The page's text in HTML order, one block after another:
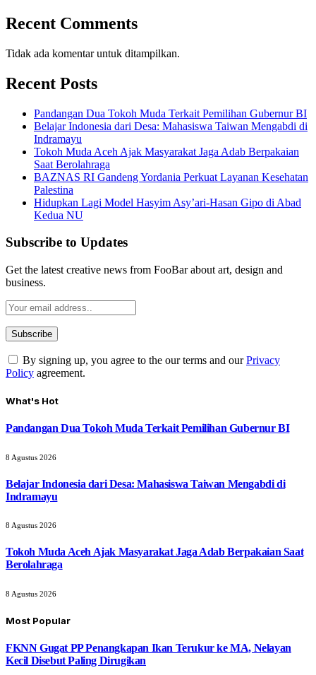
Recent Comments
Tidak ada komentar untuk ditampilkan.
Recent Posts
Pandangan Dua Tokoh Muda Terkait Pemilihan Gubernur BI
Belajar Indonesia dari Desa: Mahasiswa Taiwan Mengabdi di
Indramayu
Tokoh Muda Aceh Ajak Masyarakat Jaga Adab Berpakaian
Saat Berolahraga
BAZNAS RI Gandeng Yordania Perkuat Layanan Kesehatan
Palestina
Hidupkan Lagi Model Hasyim Asy’ari-Hasan Gipo di Abad
Kedua NU
Subscribe to Updates
Get the latest creative news from FooBar about art, design and
business.
By signing up, you agree to the our terms and ourPrivacy
Policy agreement.
What's Hot
Pandangan Dua Tokoh Muda Terkait Pemilihan Gubernur BI
8 Agustus 2026
Belajar Indonesia dari Desa: Mahasiswa Taiwan Mengabdi di
Indramayu
8 Agustus 2026
Tokoh Muda Aceh Ajak Masyarakat Jaga Adab Berpakaian Saat
Berolahraga
8 Agustus 2026
Most Popular
FKNN Gugat PP Penangkapan Ikan Terukur ke MA, Nelayan
Kecil Disebut Paling Dirugikan